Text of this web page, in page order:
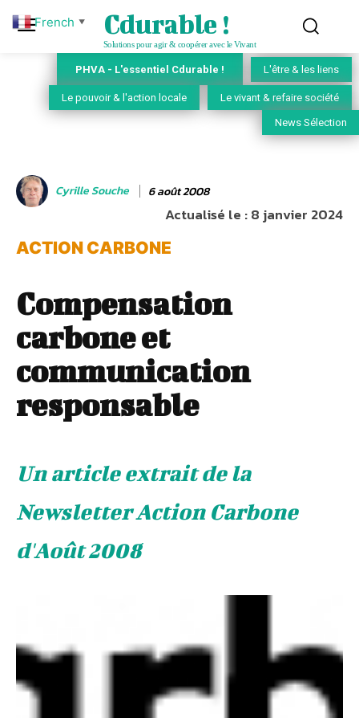
Cdurable !
Solutions pour agir & coopérer avec le Vivant
PHVA - L'essentiel Cdurable ! L'être & les liens
Le pouvoir & l'action locale Le vivant & refaire société
News Sélection
Cyrille Souche 6 août 2008
Actualisé le :8 janvier 2024
ACTION CARBONE
Compensation
carbone et
communication
responsable
Un article extrait de la
Newsletter Action Carbone
d'Août 2008
French ▼